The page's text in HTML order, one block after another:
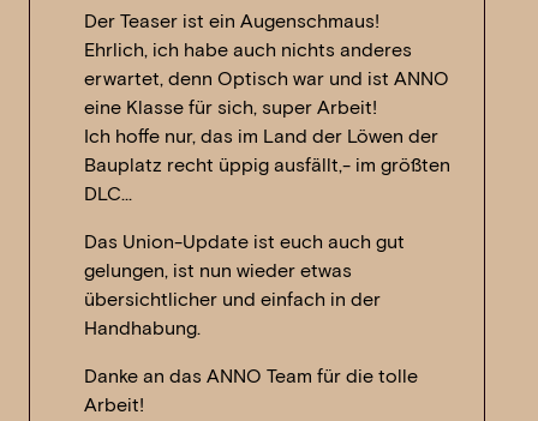
Der Teaser ist ein Augenschmaus!
Ehrlich, ich habe auch nichts anderes
erwartet, denn Optisch war und ist ANNO
eine Klasse für sich, super Arbeit!
Ich hoffe nur, das im Land der Löwen der
Bauplatz recht üppig ausfällt,- im größten
DLC…
Das Union-Update ist euch auch gut
gelungen, ist nun wieder etwas
übersichtlicher und einfach in der
Handhabung.
Danke an das ANNO Team für die tolle
Arbeit!